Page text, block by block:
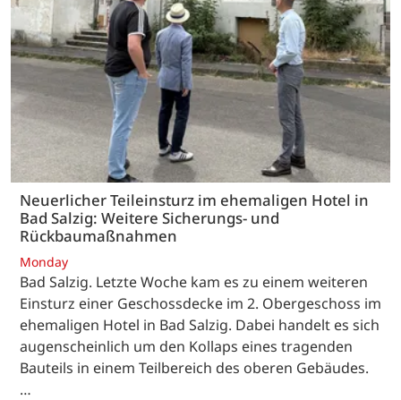
Neuerlicher Teileinsturz im ehemaligen Hotel in
Bad Salzig: Weitere Sicherungs- und
Rückbaumaßnahmen
Monday
Bad Salzig. Letzte Woche kam es zu einem weiteren
Einsturz einer Geschossdecke im 2. Obergeschoss im
ehemaligen Hotel in Bad Salzig. Dabei handelt es sich
augenscheinlich um den Kollaps eines tragenden
Bauteils in einem Teilbereich des oberen Gebäudes.
…